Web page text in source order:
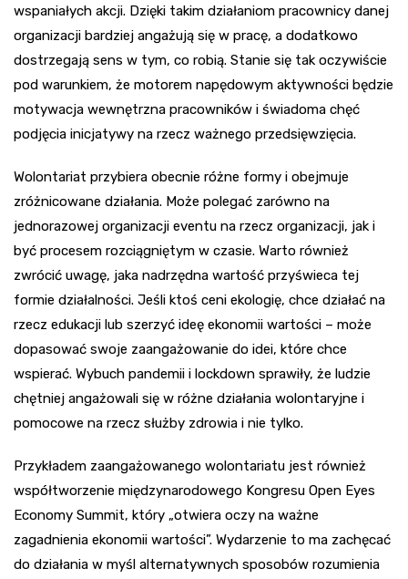
wspaniałych akcji. Dzięki takim działaniom pracownicy danej
organizacji bardziej angażują się w pracę, a dodatkowo
dostrzegają sens w tym, co robią. Stanie się tak oczywiście
pod warunkiem, że motorem napędowym aktywności będzie
motywacja wewnętrzna pracowników i świadoma chęć
podjęcia inicjatywy na rzecz ważnego przedsięwzięcia.
Wolontariat przybiera obecnie różne formy i obejmuje
zróżnicowane działania. Może polegać zarówno na
jednorazowej organizacji eventu na rzecz organizacji, jak i
być procesem rozciągniętym w czasie. Warto również
zwrócić uwagę, jaka nadrzędna wartość przyświeca tej
formie działalności. Jeśli ktoś ceni ekologię, chce działać na
rzecz edukacji lub szerzyć ideę ekonomii wartości – może
dopasować swoje zaangażowanie do idei, które chce
wspierać. Wybuch pandemii i lockdown sprawiły, że ludzie
chętniej angażowali się w różne działania wolontaryjne i
pomocowe na rzecz służby zdrowia i nie tylko.
Przykładem zaangażowanego wolontariatu jest również
współtworzenie międzynarodowego Kongresu Open Eyes
Economy Summit, który „otwiera oczy na ważne
zagadnienia ekonomii wartości”. Wydarzenie to ma zachęcać
do działania w myśl alternatywnych sposobów rozumienia